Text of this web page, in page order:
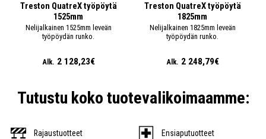
Treston QuatreX työpöytä
1525mm
Nelijalkainen 1525mm leveän
työpöydän runko.
Alk. 2 128,23€
Treston QuatreX työpöytä
1825mm
Nelijalkainen 1825mm leveän
työpöydän runko.
Alk. 2 248,79€
Tutustu koko tuotevalikoimaamme:
Rajaustuotteet Ensiaputuotteet